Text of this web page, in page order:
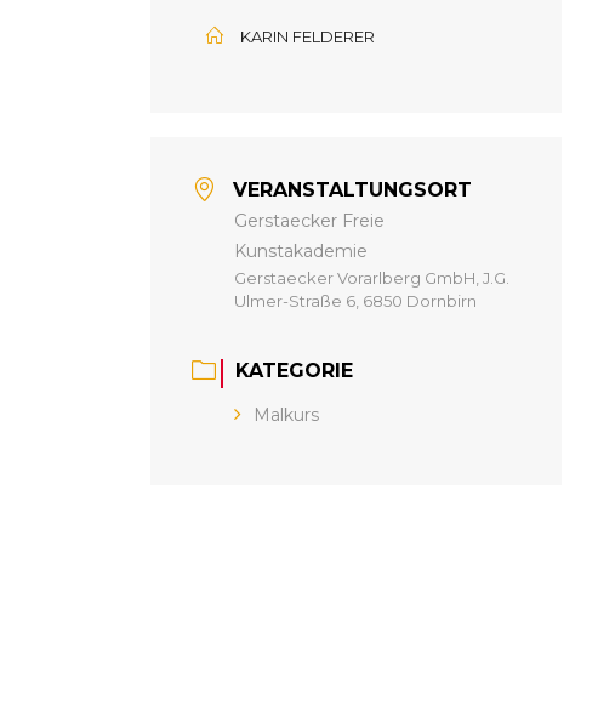
KARIN FELDERER
VERANSTALTUNGSORT
Gerstaecker Freie
Kunstakademie
Gerstaecker Vorarlberg GmbH, J.G.
Ulmer-Straße 6, 6850 Dornbirn
KATEGORIE
Malkurs